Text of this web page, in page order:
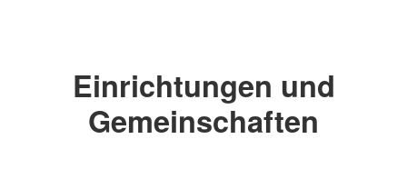
Einrichtungen und
Gemeinschaften